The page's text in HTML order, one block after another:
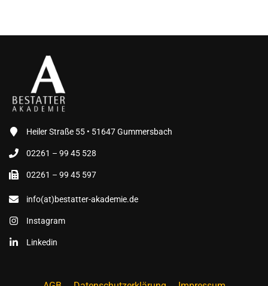
Heiler Straße 55 • 51647 Gummersbach
02261 – 99 45 528
02261 – 99 45 597
info(at)bestatter-akademie.de
Instagram
Linkedin